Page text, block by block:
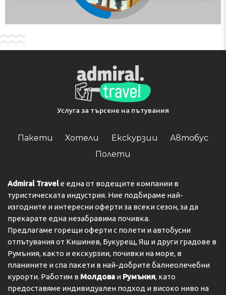
35100 Playa del Inglés, Spain
Телефон:69856532334
Услуга за търсене на пътувания
Пакети Хотели Екскурзии
Автобус
Полети
Admiral Travelе една от водещите компании в
туристическата индустрия. Ние подбираме най-
изгодните и интересни оферти за всеки сезон, за да
прекарате една незабравима почивка.
Предлагаме горещи оферти с полети и автобусни
отпътувания от Кишинев, Букурещ, Яш и други градове в
Румъния, както и екскурзии, почивки на море, в
планините и спа пакети в най-добрите балнеолечебни
курорти. Работим в Молдова и Румъния, като
предоставяме индивидуален подход и високо ниво на